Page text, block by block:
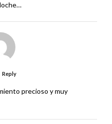
Reply
precioso y muy